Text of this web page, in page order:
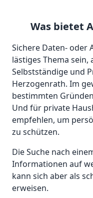
Was bietet
Sichere Daten- oder
lästiges Thema
Selbstständige und
Herzogenrath. Im
bestimmten
Und für private
empfehlen, um
zu schützen.
Die Suche nach
Informationen auf
kann sich aber als
erweisen.